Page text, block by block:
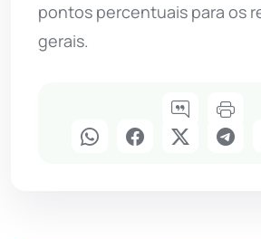
pontos percentuais para os
gerais.